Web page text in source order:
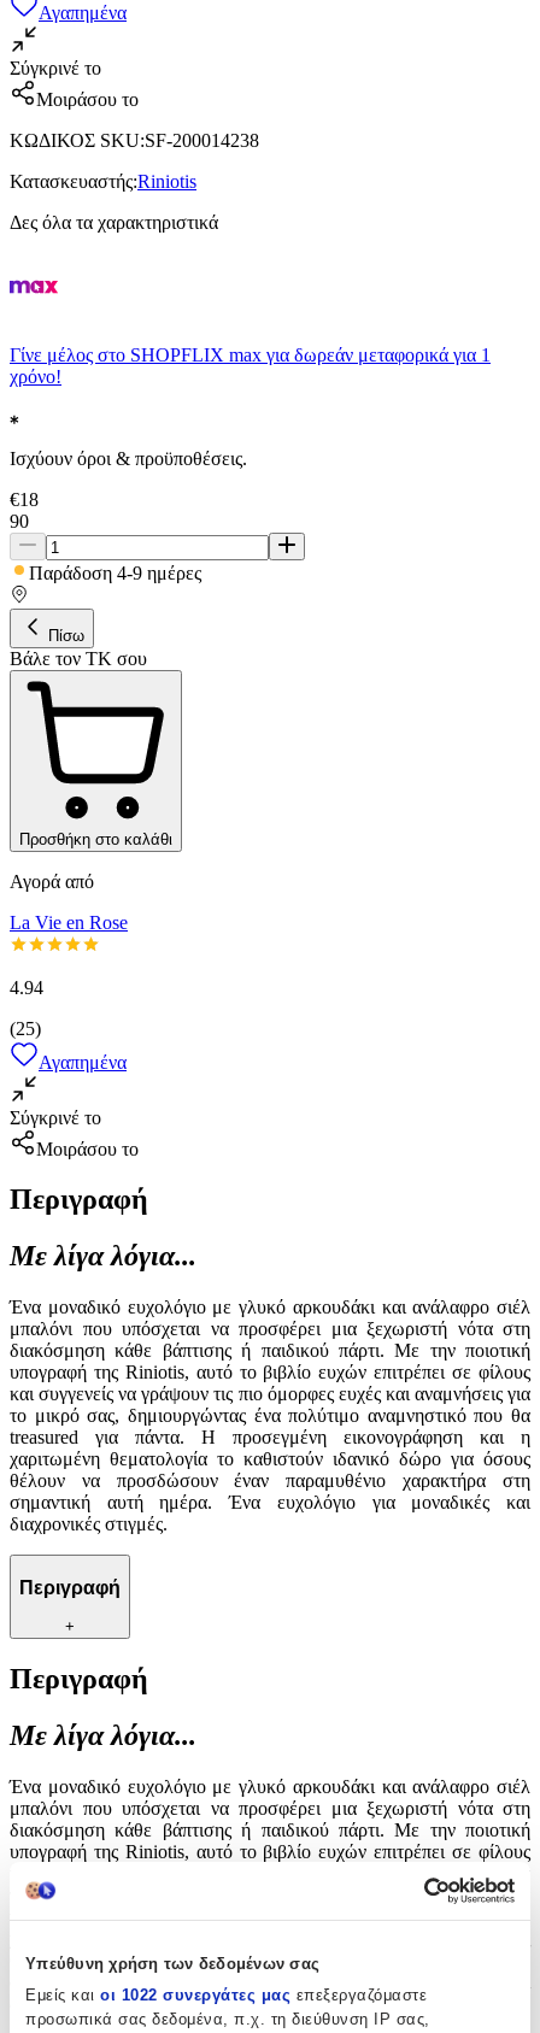
Υπεύθυνη χρήση των δεδομένων σας
Εμείς και οι 1022 συνεργάτες μας επεξεργαζόμαστε
προσωπικά σας δεδομένα, π.χ. τη διεύθυνση IP σας,
Αγαπημένα
Σύγκρινέ το
Μοιράσου το
ΚΩΔΙΚΟΣ SKU:SF-200014238
Κατασκευαστής:Riniotis
Δες όλα τα χαρακτηριστικά
Γίνε μέλος στο SHOPFLIX max για δωρεάν μεταφορικά για 1
χρόνο!
Ισχύουν όροι & προϋποθέσεις.
€18
90
Παράδοση 4-9 ημέρες
Πίσω
Βάλε τον ΤΚ σου
Προσθήκη στο καλάθι
Αγορά από
La Vie en Rose
4.94
(25)
Αγαπημένα
Σύγκρινέ το
Μοιράσου το
Περιγραφή
Με λίγα λόγια...
Ένα μοναδικό ευχολόγιο με γλυκό αρκουδάκι και ανάλαφρο σιέλ
μπαλόνι που υπόσχεται να προσφέρει μια ξεχωριστή νότα στη
διακόσμηση κάθε βάπτισης ή παιδικού πάρτι. Με την ποιοτική
υπογραφή της Riniotis, αυτό το βιβλίο ευχών επιτρέπει σε φίλους
και συγγενείς να γράψουν τις πιο όμορφες ευχές και αναμνήσεις για
το μικρό σας, δημιουργώντας ένα πολύτιμο αναμνηστικό που θα
treasured για πάντα. Η προσεγμένη εικονογράφηση και η
χαριτωμένη θεματολογία το καθιστούν ιδανικό δώρο για όσους
θέλουν να προσδώσουν έναν παραμυθένιο χαρακτήρα στη
σημαντική αυτή ημέρα. Ένα ευχολόγιο για μοναδικές και
διαχρονικές στιγμές.
Περιγραφή
+
Περιγραφή
Με λίγα λόγια...
Ένα μοναδικό ευχολόγιο με γλυκό αρκουδάκι και ανάλαφρο σιέλ
μπαλόνι που υπόσχεται να προσφέρει μια ξεχωριστή νότα στη
διακόσμηση κάθε βάπτισης ή παιδικού πάρτι. Με την ποιοτική
υπογραφή της Riniotis, αυτό το βιβλίο ευχών επιτρέπει σε φίλους
και συγγενείς να γράψουν τις πιο όμορφες ευχές και αναμνήσεις για
το μικρό σας, δημιουργώντας ένα πολύτιμο αναμνηστικό που θα
treasured για πάντα. Η προσεγμένη εικονογράφηση και η
θέλουν να προσδώσουν έναν παραμυθένιο χαρακτήρα στη
διαχρονικές στιγμές.